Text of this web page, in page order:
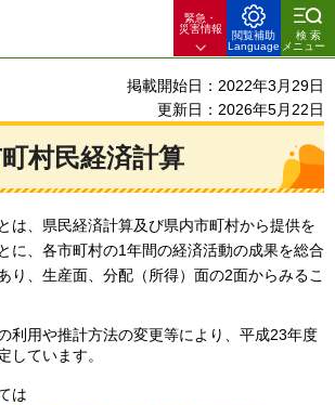
緊急・
災害情報
閲覧補助
Language
検索
メニュー
掲載開始日：2022年3月29日
更新日：2026年5月22日
村民経済計算
は、県民経済計算及び県内市町村から提供を
に、各市町村の1年間の経済活動の成果を総合
り、生産面、分配（所得）面の2面からみるこ
利用や推計方法の変更等により、平成23年度
しています。
は